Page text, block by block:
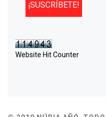
Website Hit Counter